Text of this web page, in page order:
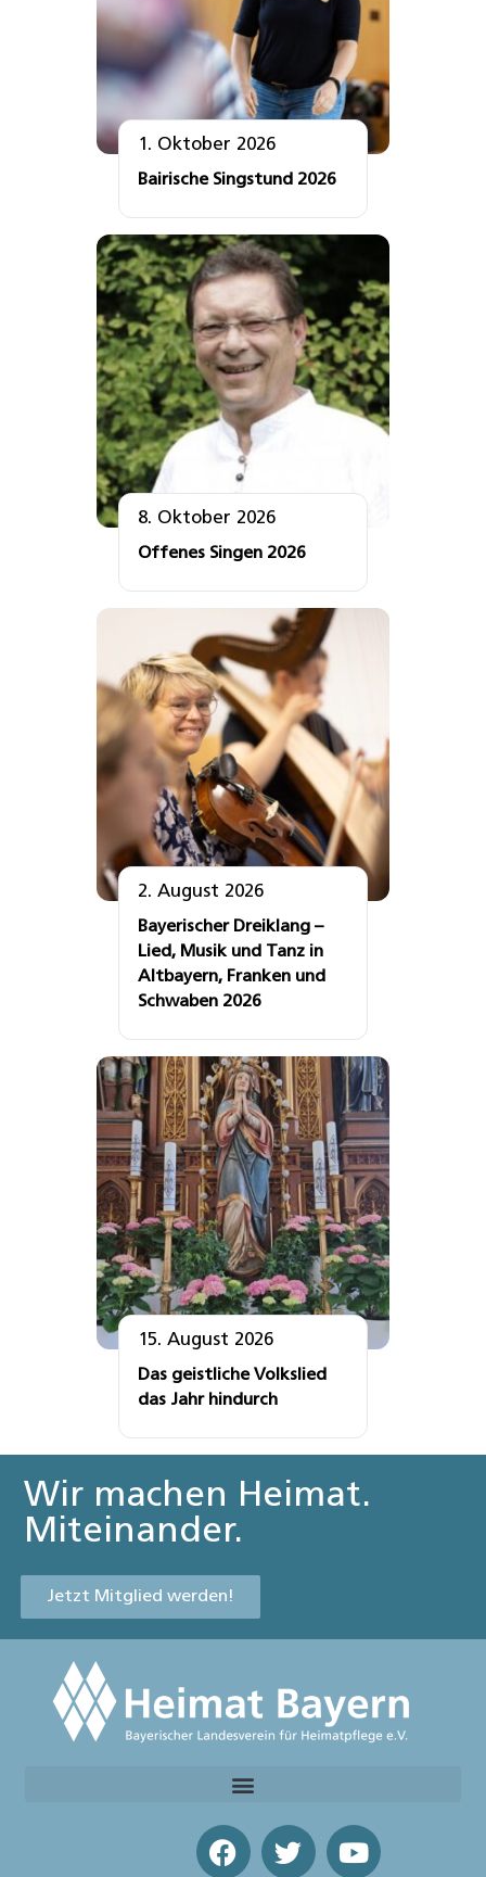
1. Oktober 2026
Bairische Singstund 2026
8. Oktober 2026
Offenes Singen 2026
2. August 2026
Bayerischer Dreiklang –
Lied, Musik und Tanz in
Altbayern, Franken und
Schwaben 2026
15. August 2026
Das geistliche Volkslied
das Jahr hindurch
Wir machen Heimat.
Miteinander.
Jetzt Mitglied werden!